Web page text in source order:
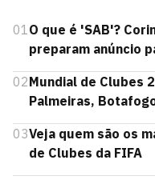
01O que é 'SAB'?
preparam anúncio
02Mundial de Clubes
Palmeiras,
03Veja quem são os
de Clubes da FIFA